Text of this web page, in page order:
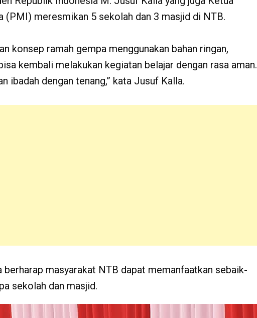
(PMI) meresmikan 5 sekolah dan 3 masjid di NTB.
konsep ramah gempa menggunakan bahan ringan,
kembali melakukan kegiatan belajar dengan rasa aman.
ibadah dengan tenang,” kata Jusuf Kalla.
masyarakat NTB dapat memanfaatkan sebaik-
sekolah dan masjid.